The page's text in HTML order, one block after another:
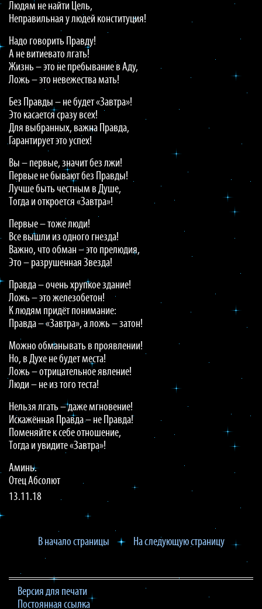
Людям не найти Цель,
Неправильная у людей конституция!
Надо говорить Правду!
А не витиевато лгать!
Жизнь – это не пребывание в Аду,
Ложь – это невежества мать!
Без Правды – не будет «Завтра»!
Это касается сразу всех!
Для выбранных, важна Правда,
Гарантирует это успех!
Вы – первые, значит без лжи!
Первые не бывают без Правды!
Лучше быть честным в Душе,
Тогда и откроется «Завтра»!
Первые – тоже люди!
Все вышли из одного гнезда!
Важно, что обман – это прелюдия,
Это – разрушенная Звезда!
Правда – очень хрупкое здание!
Ложь – это железобетон!
К людям придёт понимание:
Правда – «Завтра», а ложь – затон!
Можно обманывать в проявлении!
Но, в Духе не будет места!
Ложь – отрицательное явление!
Люди – не из того теста!
Нельзя лгать – даже мгновение!
Искажённая Правда – не Правда!
Поменяйте к себе отношение,
Тогда и увидите «Завтра»!
Аминь.
Отец Абсолют
13.11.18
В начало страницы На следующую страницу
Версия для печати
Постоянная ссылка